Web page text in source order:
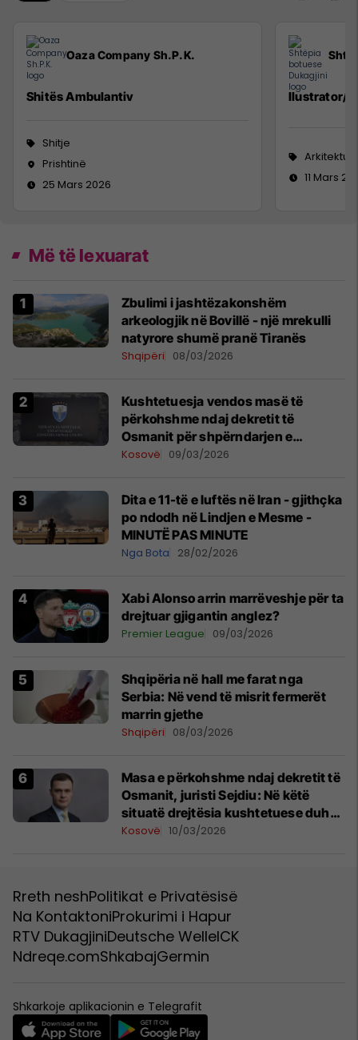
Oaza Company Sh.P.K.
Shitës Ambulantiv
Shitje
Prishtinë
25 Mars 2026
Ilustrator/
11 Mars
Më të lexuarat
Zbulimi i jashtëzakonshëm
arkeologjik në Bovillë - një mrekulli
natyrore shumë pranë Tiranës
Shqipëri 08/03/2026
Kushtetuesja vendos masë të
përkohshme ndaj dekretit të
Osmanit për shpërndarjen e
Kuvendit
Kosovë 09/03/2026
Dita e 11-të e luftës në Iran - gjithçka
po ndodh në Lindjen e Mesme -
MINUTË PAS MINUTE
Nga Bota 28/02/2026
Xabi Alonso arrin marrëveshje për ta
drejtuar gjigantin anglez?
Premier League 09/03/2026
Shqipëria në hall me farat nga
Serbia: Në vend të misrit fermerët
marrin gjethe
Shqipëri 08/03/2026
Masa e përkohshme ndaj dekretit të
Osmanit, juristi Sejdiu: Në këtë
situatë drejtësia kushtetuese duhet
të vijë brenda ditësh, jo javësh
Kosovë 10/03/2026
Rreth neshPolitikat e Privatësisë
Na KontaktoniProkurimi i Hapur
RTV DukagjiniDeutsche WelleICK
Ndreqe.comShkabajGermin
Shkarkoje aplikacionin e Telegrafit